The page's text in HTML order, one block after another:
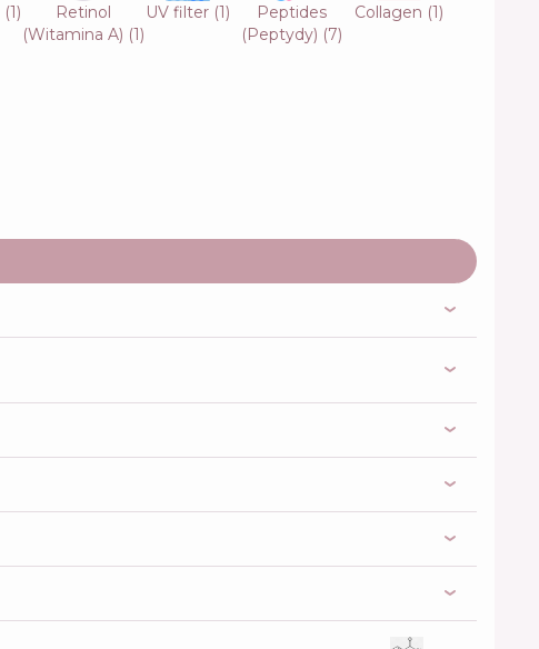
(1)
Retinol
(Witamina A) (1)
UV filter(1)
Peptides
(Peptydy) (7)
Collagen (1)